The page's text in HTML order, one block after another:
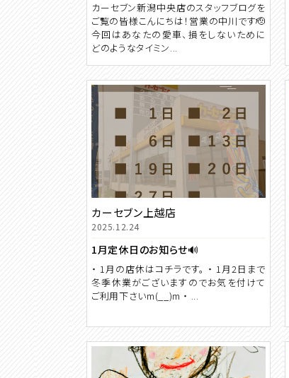
カーセブン新潟中央店のスタッフブログを
ご覧の皆様こんにちは！営業の中川です🫡
今回はあなたの愛車、損をしないために
どのようなタイミン...
カーセブン上越店
2025.12.24
1月定休日のお知らせ🔊
・ 1月の店休はコチラです。 ・ 1月2日まで
冬季休業がございますのでお気を付けて
ご利用下さいm(__)m ・ ...